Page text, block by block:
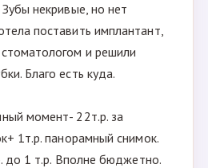
некривые, но нет
поставить имплантант,
и решили
Благо есть куда.
момент- 22т.р. за
1т.р. панорамный снимок.
до 1 т.р. Вполне бюджетно.